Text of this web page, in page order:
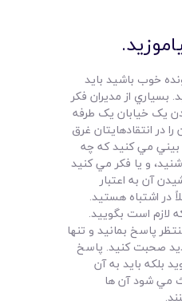
خوب باشيد بايد
بسياري از مديران فکر
يک خيابان يک طرفه
در انتقادهايتان غرق
مي کنيد که چه
و يا فکر مي کنيد
آن به اعتبار
در اشتباه هستيد.
لازم است بگوييد.
پاسخ بمانيد و تنها
صحبت کنيد. پاسخ
بلکه بايد به آن
مي شود آن ها